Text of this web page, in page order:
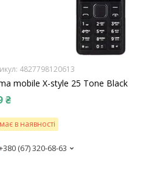
4827798120613
mobile X-style 25 Tone Black
₴
в наявності
(67) 320-68-63